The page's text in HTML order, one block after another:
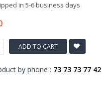
in 5-6 business days
ADD TO CART
by phone : 73 73 73 77 42